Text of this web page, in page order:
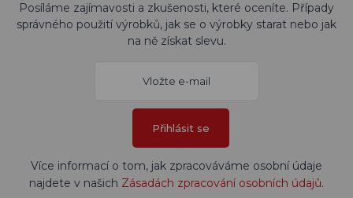
Posíláme zajímavosti a zkušenosti, které oceníte. Případy
správného použití výrobků, jak se o výrobky starat nebo jak
na ně získat slevu.
Přihlásit se
Více informací o tom, jak zpracováváme osobní údaje
najdete v našich Zásadách zpracování osobních údajů.